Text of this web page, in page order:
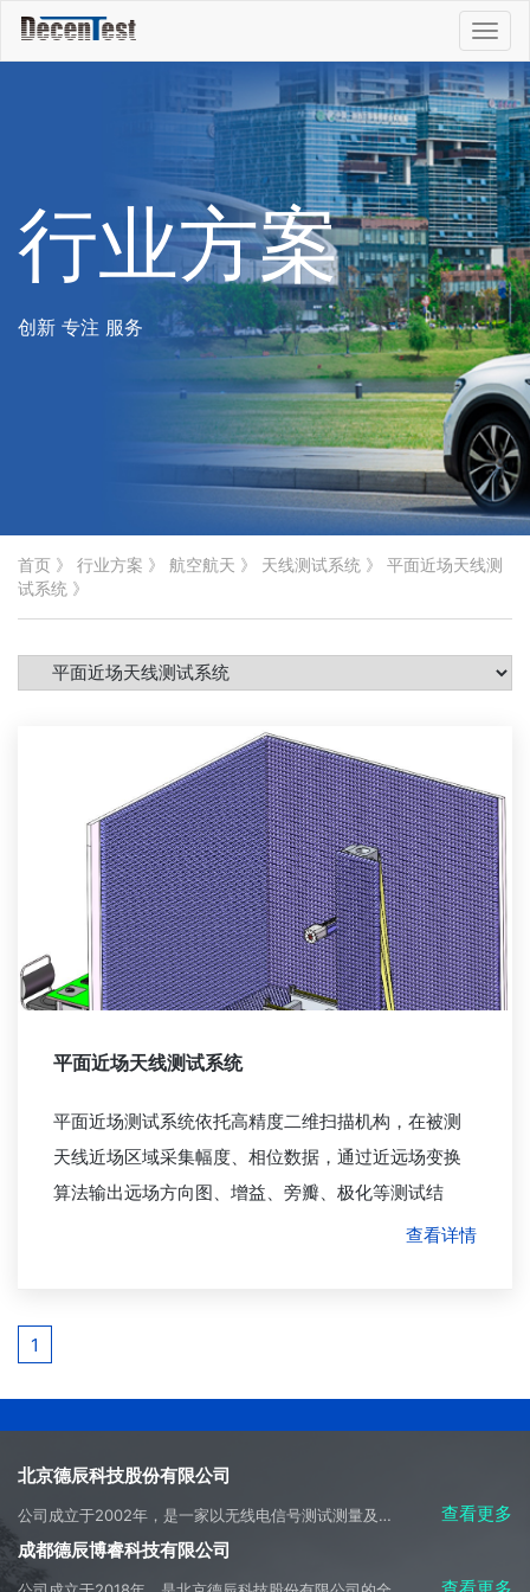
行业方案
创新 专注 服务
首页 》 行业方案 》 航空航天 》 天线测试系统 》 平面近场天线测
试系统 》
平面近场天线测试系统
平面近场测试系统依托高精度二维扫描机构，在被测
天线近场区域采集幅度、相位数据，通过近远场变换
算法输出远场方向图、增益、旁瓣、极化等测试结
果。系统适配平板相控阵天线、口径天线、高增益阵
查看详情
1
北京德辰科技股份有限公司
公司成立于2002年，是一家以无线电信号测试测量及侦测应用开发为主营方向，集科研、生产、系统集成、产品销售、工程施工及技术服务于一体的高科技产业实体。
查看更多
成都德辰博睿科技有限公司